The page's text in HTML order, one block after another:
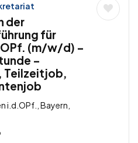
der
für
(m/w/d) –
–
Teilzeitjob,
i.d.OPf., Bayern,